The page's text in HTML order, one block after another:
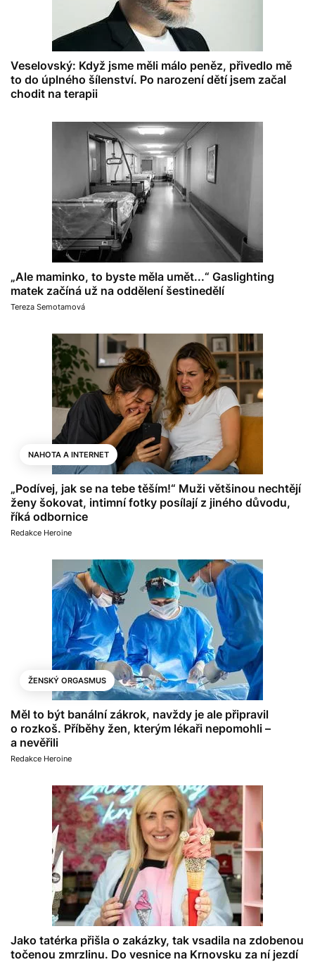
Veselovský: Když jsme měli málo peněz, přivedlo mě
to do úplného šílenství. Po narození dětí jsem začal
chodit na terapii
„Ale maminko, to byste měla umět...“ Gaslighting
matek začíná už na oddělení šestinedělí
Tereza Semotamová
NAHOTA A INTERNET
„Podívej, jak se na tebe těším!“ Muži většinou nechtějí
ženy šokovat, intimní fotky posílají z jiného důvodu,
říká odbornice
Redakce Heroine
ŽENSKÝ ORGASMUS
Měl to být banální zákrok, navždy je ale připravil
o rozkoš. Příběhy žen, kterým lékaři nepomohli –
a nevěřili
Redakce Heroine
Jako tatérka přišla o zakázky, tak vsadila na zdobenou
točenou zmrzlinu. Do vesnice na Krnovsku za ní jezdí